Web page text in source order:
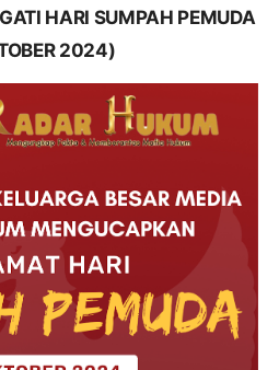
HARI SUMPAH PEMUDA
2024)